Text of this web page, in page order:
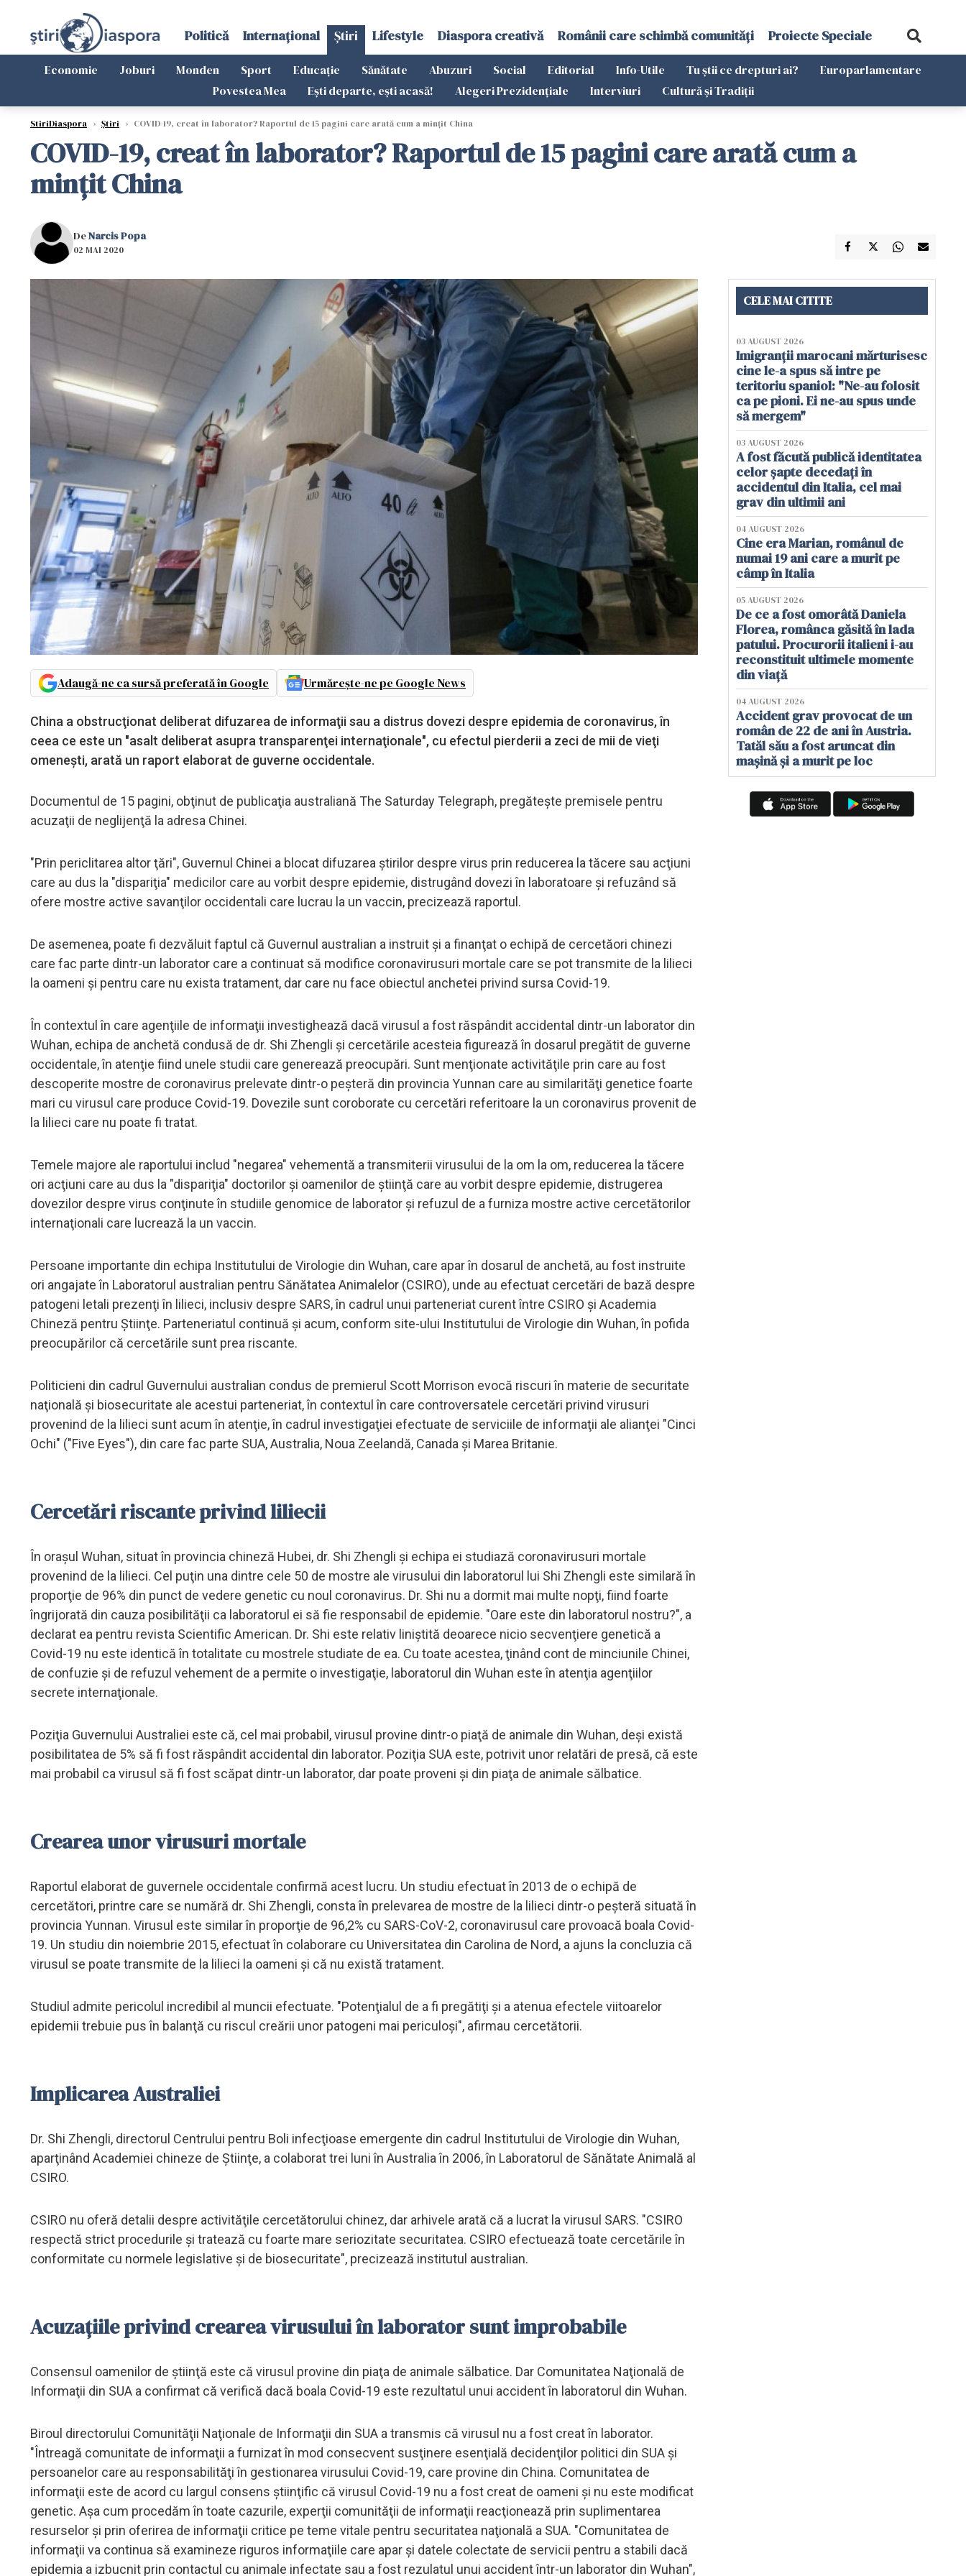
Politică Internațional Știri Lifestyle Diaspora creativă Românii care schimbă comunități Proiecte Speciale
Economie Joburi Monden Sport Educație Sănătate Abuzuri Social Editorial Info-Utile Tu știi ce drepturi ai?
Europarlamentare
Povestea Mea
Ești departe, ești acasă! Alegeri Prezidențiale Interviuri Cultură și Tradiții
StiriDiaspora › Știri › COVID-19, creat în laborator? Raportul de 15 pagini care arată cum a mințit China
COVID-19, creat în laborator? Raportul de 15 pagini care arată cum a
mințit China
DeNarcis Popa
02 MAI 2020
Adaugă-ne ca sursă preferată în Google Urmărește-ne pe Google News
China a obstrucţionat deliberat difuzarea de informaţii sau a distrus dovezi despre epidemia de coronavirus, în
ceea ce este un "asalt deliberat asupra transparenţei internaţionale", cu efectul pierderii a zeci de mii de vieţi
omeneşti, arată un raport elaborat de guverne occidentale.
Documentul de 15 pagini, obţinut de publicaţia australiană The Saturday Telegraph, pregăteşte premisele pentru
acuzaţii de neglijenţă la adresa Chinei.
"Prin periclitarea altor ţări", Guvernul Chinei a blocat difuzarea ştirilor despre virus prin reducerea la tăcere sau acţiuni
care au dus la "dispariţia" medicilor care au vorbit despre epidemie, distrugând dovezi în laboratoare şi refuzând să
ofere mostre active savanţilor occidentali care lucrau la un vaccin, precizează raportul.
De asemenea, poate fi dezvăluit faptul că Guvernul australian a instruit şi a finanţat o echipă de cercetăori chinezi
care fac parte dintr-un laborator care a continuat să modifice coronavirusuri mortale care se pot transmite de la lilieci
la oameni şi pentru care nu exista tratament, dar care nu face obiectul anchetei privind sursa Covid-19.
În contextul în care agenţiile de informaţii investighează dacă virusul a fost răspândit accidental dintr-un laborator din
Wuhan, echipa de anchetă condusă de dr. Shi Zhengli şi cercetările acesteia figurează în dosarul pregătit de guverne
occidentale, în atenţie fiind unele studii care generează preocupări. Sunt menţionate activităţile prin care au fost
descoperite mostre de coronavirus prelevate dintr-o peşteră din provincia Yunnan care au similarităţi genetice foarte
mari cu virusul care produce Covid-19. Dovezile sunt coroborate cu cercetări referitoare la un coronavirus provenit de
la lilieci care nu poate fi tratat.
Temele majore ale raportului includ "negarea" vehementă a transmiterii virusului de la om la om, reducerea la tăcere
ori acţiuni care au dus la "dispariţia" doctorilor şi oamenilor de ştiinţă care au vorbit despre epidemie, distrugerea
dovezilor despre virus conţinute în studiile genomice de laborator şi refuzul de a furniza mostre active cercetătorilor
internaţionali care lucrează la un vaccin.
Persoane importante din echipa Institutului de Virologie din Wuhan, care apar în dosarul de anchetă, au fost instruite
ori angajate în Laboratorul australian pentru Sănătatea Animalelor (CSIRO), unde au efectuat cercetări de bază despre
patogeni letali prezenţi în lilieci, inclusiv despre SARS, în cadrul unui parteneriat curent între CSIRO şi Academia
Chineză pentru Ştiinţe. Parteneriatul continuă şi acum, conform site-ului Institutului de Virologie din Wuhan, în pofida
preocupărilor că cercetările sunt prea riscante.
Politicieni din cadrul Guvernului australian condus de premierul Scott Morrison evocă riscuri în materie de securitate
naţională şi biosecuritate ale acestui parteneriat, în contextul în care controversatele cercetări privind virusuri
provenind de la lilieci sunt acum în atenţie, în cadrul investigaţiei efectuate de serviciile de informaţii ale alianţei "Cinci
Ochi" ("Five Eyes"), din care fac parte SUA, Australia, Noua Zeelandă, Canada şi Marea Britanie.
Cercetări riscante privind liliecii
În oraşul Wuhan, situat în provincia chineză Hubei, dr. Shi Zhengli şi echipa ei studiază coronavirusuri mortale
provenind de la lilieci. Cel puţin una dintre cele 50 de mostre ale virusului din laboratorul lui Shi Zhengli este similară în
proporţie de 96% din punct de vedere genetic cu noul coronavirus. Dr. Shi nu a dormit mai multe nopţi, fiind foarte
îngrijorată din cauza posibilităţii ca laboratorul ei să fie responsabil de epidemie. "Oare este din laboratorul nostru?", a
declarat ea pentru revista Scientific American. Dr. Shi este relativ liniştită deoarece nicio secvenţiere genetică a
Covid-19 nu este identică în totalitate cu mostrele studiate de ea. Cu toate acestea, ţinând cont de minciunile Chinei,
de confuzie şi de refuzul vehement de a permite o investigaţie, laboratorul din Wuhan este în atenţia agenţiilor
secrete internaţionale.
Poziţia Guvernului Australiei este că, cel mai probabil, virusul provine dintr-o piaţă de animale din Wuhan, deşi există
posibilitatea de 5% să fi fost răspândit accidental din laborator. Poziţia SUA este, potrivit unor relatări de presă, că este
mai probabil ca virusul să fi fost scăpat dintr-un laborator, dar poate proveni şi din piaţa de animale sălbatice.
Crearea unor virusuri mortale
Raportul elaborat de guvernele occidentale confirmă acest lucru. Un studiu efectuat în 2013 de o echipă de
cercetători, printre care se numără dr. Shi Zhengli, consta în prelevarea de mostre de la lilieci dintr-o peşteră situată în
provincia Yunnan. Virusul este similar în proporţie de 96,2% cu SARS-CoV-2, coronavirusul care provoacă boala Covid-
19. Un studiu din noiembrie 2015, efectuat în colaborare cu Universitatea din Carolina de Nord, a ajuns la concluzia că
virusul se poate transmite de la lilieci la oameni şi că nu există tratament.
Studiul admite pericolul incredibil al muncii efectuate. "Potenţialul de a fi pregătiţi şi a atenua efectele viitoarelor
epidemii trebuie pus în balanţă cu riscul creării unor patogeni mai periculoşi", afirmau cercetătorii.
Implicarea Australiei
Dr. Shi Zhengli, directorul Centrului pentru Boli infecţioase emergente din cadrul Institutului de Virologie din Wuhan,
aparţinând Academiei chineze de Ştiinţe, a colaborat trei luni în Australia în 2006, în Laboratorul de Sănătate Animală al
CSIRO.
CSIRO nu oferă detalii despre activităţile cercetătorului chinez, dar arhivele arată că a lucrat la virusul SARS. "CSIRO
respectă strict procedurile şi tratează cu foarte mare seriozitate securitatea. CSIRO efectuează toate cercetările în
conformitate cu normele legislative şi de biosecuritate", precizează institutul australian.
Acuzaţiile privind crearea virusului în laborator sunt improbabile
Consensul oamenilor de ştiinţă este că virusul provine din piaţa de animale sălbatice. Dar Comunitatea Naţională de
Informaţii din SUA a confirmat că verifică dacă boala Covid-19 este rezultatul unui accident în laboratorul din Wuhan.
Biroul directorului Comunităţii Naţionale de Informaţii din SUA a transmis că virusul nu a fost creat în laborator.
"Întreagă comunitate de informaţii a furnizat în mod consecvent susţinere esenţială decidenţilor politici din SUA şi
persoanelor care au responsabilităţi în gestionarea virusului Covid-19, care provine din China. Comunitatea de
informaţii este de acord cu largul consens ştiinţific că virusul Covid-19 nu a fost creat de oameni şi nu este modificat
genetic. Aşa cum procedăm în toate cazurile, experţii comunităţii de informaţii reacţionează prin suplimentarea
resurselor şi prin oferirea de informaţii critice pe teme vitale pentru securitatea naţională a SUA. "Comunitatea de
informaţii va continua să examineze riguros informaţiile care apar şi datele colectate de servicii pentru a stabili dacă
epidemia a izbucnit prin contactul cu animale infectate sau a fost rezulatul unui accident într-un laborator din Wuhan",
CELE MAI CITITE
03 AUGUST 2026
Imigranții marocani mărturisesc
cine le-a spus să intre pe
teritoriu spaniol: "Ne-au folosit
ca pe pioni. Ei ne-au spus unde
să mergem"
03 AUGUST 2026
A fost făcută publică identitatea
celor șapte decedați în
accidentul din Italia, cel mai
grav din ultimii ani
04 AUGUST 2026
Cine era Marian, românul de
numai 19 ani care a murit pe
câmp în Italia
05 AUGUST 2026
De ce a fost omorâtă Daniela
Florea, românca găsită în lada
patului. Procurorii italieni i-au
reconstituit ultimele momente
din viață
04 AUGUST 2026
Accident grav provocat de un
român de 22 de ani în Austria.
Tatăl său a fost aruncat din
mașină și a murit pe loc